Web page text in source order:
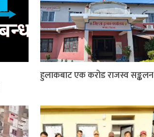
हुलाकबाट एक करोड राजस्व सङ्कलन